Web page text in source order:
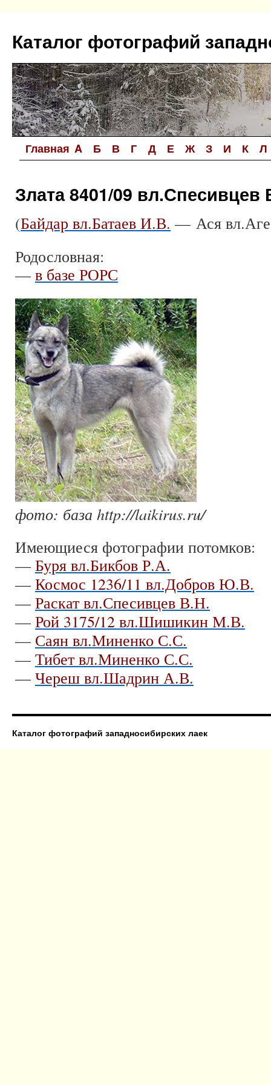
содержимому
Каталог фотографий
Главная A Б В Г Д Е Ж З И К Л
Злата 8401/09 вл.Спесивцев
(Байдар вл.Батаев И.В. — Ася
Родословная:
— в базе РОРС
фото: база http://laikirus.ru/
Имеющиеся фотографии потомков:
— Буря вл.Бикбов Р.А.
— Космос 1236/11 вл.Добров Ю.В.
— Раскат вл.Спесивцев В.Н.
— Рой 3175/12 вл.Шишикин М.В.
— Саян вл.Миненко С.С.
— Тибет вл.Миненко С.С.
— Череш вл.Шадрин А.В.
Каталог фотографий западносибирских лаек